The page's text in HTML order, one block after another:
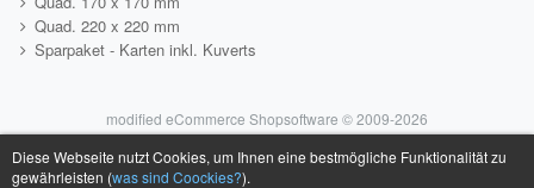
Diese Webseite nutzt Cookies, um Ihnen eine bestmögliche Funktionalität zu
gewährleisten (was sind Coockies?).
Quad. 220 x 220 mm
Sparpaket - Karten inkl. Kuverts
modified eCommerce Shopsoftware © 2009-2026